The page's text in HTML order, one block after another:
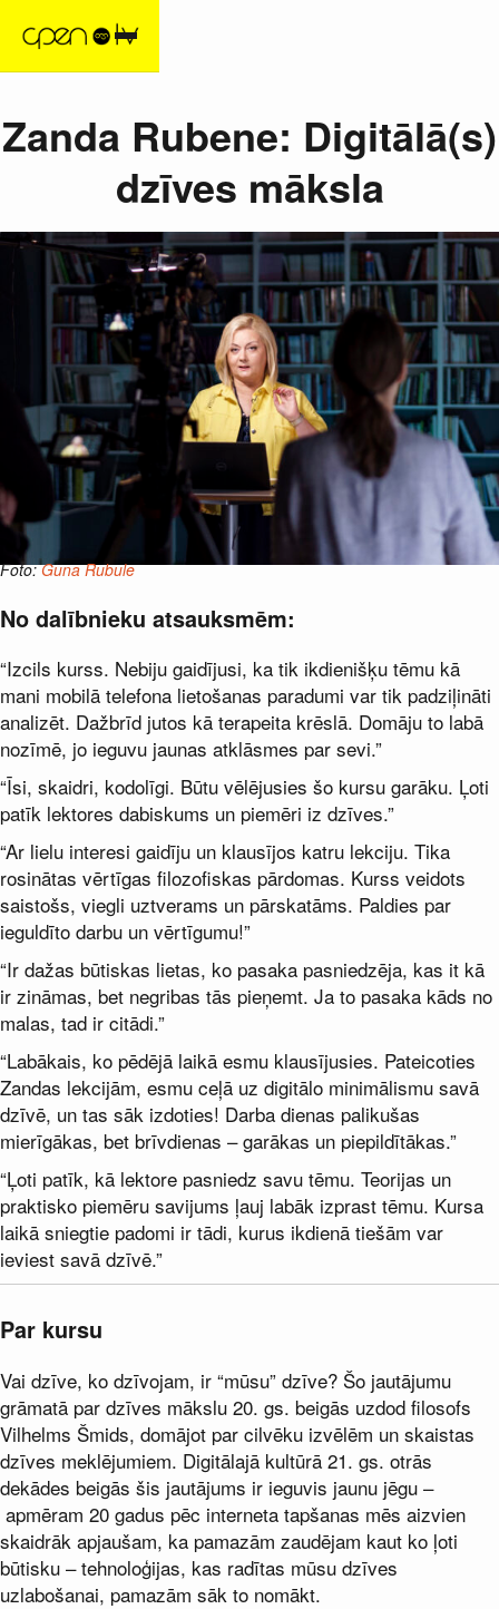
Zanda Rubene: Digitālā(s)
dzīves māksla
Foto:Guna Rubule
No dalībnieku atsauksmēm:
“Izcils kurss. Nebiju gaidījusi, ka tik ikdienišķu tēmu kā
mani mobilā telefona lietošanas paradumi var tik padziļināti
analizēt. Dažbrīd jutos kā terapeita krēslā. Domāju to labā
nozīmē, jo ieguvu jaunas atklāsmes par sevi.”
“Īsi, skaidri, kodolīgi. Būtu vēlējusies šo kursu garāku. Ļoti
patīk lektores dabiskums un piemēri iz dzīves.”
“Ar lielu interesi gaidīju un klausījos katru lekciju. Tika
rosinātas vērtīgas filozofiskas pārdomas. Kurss veidots
saistošs, viegli uztverams un pārskatāms. Paldies par
ieguldīto darbu un vērtīgumu!”
“Ir dažas būtiskas lietas, ko pasaka pasniedzēja, kas it kā
ir zināmas, bet negribas tās pieņemt. Ja to pasaka kāds no
malas, tad ir citādi.”
“Labākais, ko pēdējā laikā esmu klausījusies. Pateicoties
Zandas lekcijām, esmu ceļā uz digitālo minimālismu savā
dzīvē, un tas sāk izdoties! Darba dienas palikušas
mierīgākas, bet brīvdienas – garākas un piepildītākas.”
“Ļoti patīk, kā lektore pasniedz savu tēmu. Teorijas un
praktisko piemēru savijums ļauj labāk izprast tēmu. Kursa
laikā sniegtie padomi ir tādi, kurus ikdienā tiešām var
ieviest savā dzīvē.”
Par kursu
Vai dzīve, ko dzīvojam, ir “mūsu” dzīve? Šo jautājumu
grāmatā par dzīves mākslu 20. gs. beigās uzdod filosofs
Vilhelms Šmids, domājot par cilvēku izvēlēm un skaistas
dzīves meklējumiem. Digitālajā kultūrā 21. gs. otrās
dekādes beigās šis jautājums ir ieguvis jaunu jēgu –
apmēram 20 gadus pēc interneta tapšanas mēs aizvien
skaidrāk apjaušam, ka pamazām zaudējam kaut ko ļoti
būtisku – tehnoloģijas, kas radītas mūsu dzīves
uzlabošanai, pamazām sāk to nomākt.